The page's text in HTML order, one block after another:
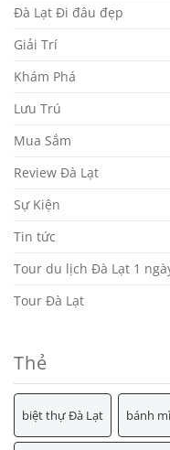
Đà Lạt Đi đâu đẹp
Giải Trí
Khám Phá
Lưu Trú
Mua Sắm
Review Đà Lạt
Sự Kiện
Tin tức
Tour du lịch Đà Lạt 1
Tour Đà Lạt
Thẻ
biệt thự Đà Lạt bánh